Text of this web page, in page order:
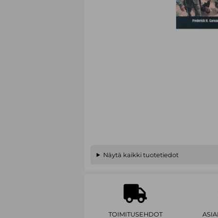
Näytä kaikki tuotetiedot
TOIMITUSEHDOT